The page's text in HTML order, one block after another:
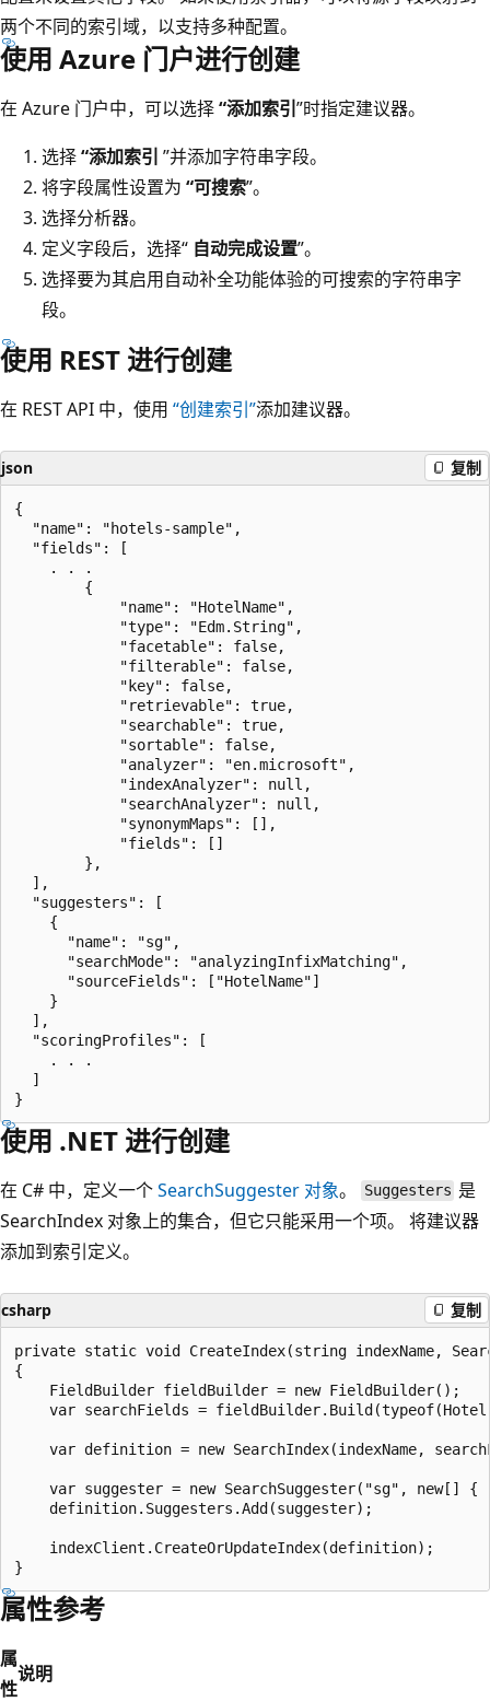
两个不同的索引域，以支持多种配置。
使用 Azure 门户进行创建
在 Azure 门户中，可以选择“添加索引”时指定建议器。
选择“添加索引 ”并添加字符串字段。
将字段属性设置为 “可搜索”。
选择分析器。
定义字段后，选择“ 自动完成设置”。
选择要为其启用自动补全功能体验的可搜索的字符串字
段。
使用 REST 进行创建
在 REST API 中，使用 “创建索引”添加建议器。
json 复制
{
  "name": "hotels-sample",
  "fields": [
    . . .
        {
            "name": "HotelName",
            "type": "Edm.String",
            "facetable": false,
            "filterable": false,
            "key": false,
            "retrievable": true,
            "searchable": true,
            "sortable": false,
            "analyzer": "en.microsoft",
            "indexAnalyzer": null,
            "searchAnalyzer": null,
            "synonymMaps": [],
            "fields": []
        },
  ],
  "suggesters": [
    {
      "name": "sg",
      "searchMode": "analyzingInfixMatching",
      "sourceFields": ["HotelName"]
    }
  ],
  "scoringProfiles": [
    . . .
  ]
使用 .NET 进行创建
在 C# 中，定义一个SearchSuggester 对象。 Suggesters 是
SearchIndex 对象上的集合，但它只能采用一个项。 将建议器
添加到索引定义。
csharp 复制
private static void CreateIndex(string indexName,
{
    FieldBuilder fieldBuilder = new FieldBuilder();
var searchFields =
var definition = new SearchIndex(indexName,
var suggester = new SearchSuggester("sg", new[]
    definition.Suggesters.Add(suggester);
    indexClient.CreateOrUpdateIndex(definition);
属性参考
属
性
说明